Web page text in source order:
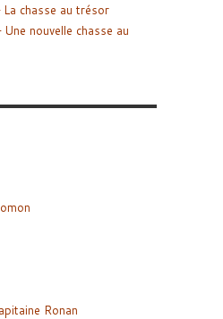
La chasse au trésor
Une nouvelle chasse au
Ronan